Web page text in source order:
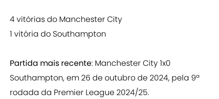
4 vitórias do Manchester City
1 vitória do Southampton
Partida mais recente: Manchester City 1x0
Southampton, em 26 de outubro de 2024, pela 9ª
rodada da Premier League 2024/25.